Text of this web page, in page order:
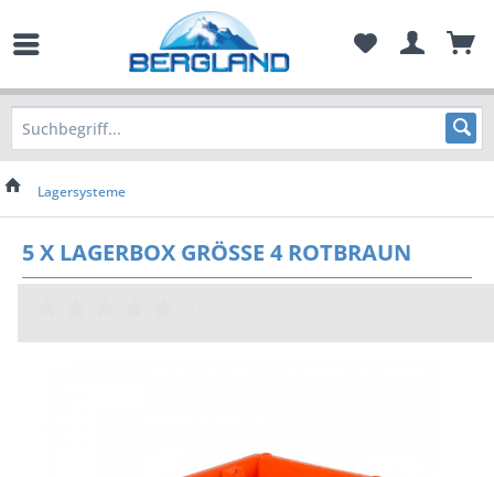
Lagersysteme
5 X LAGERBOX GRÖSSE 4 ROTBRAUN